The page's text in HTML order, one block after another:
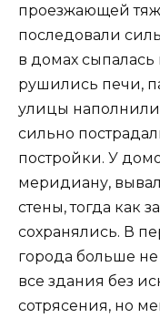
проезжающей
последовали
в домах сыпалась
рушились печи,
улицы
сильно
постройки. У
меридиану,
стены, тогда как
сохранялись. В
города больше не
все здания без
сотрясения, но